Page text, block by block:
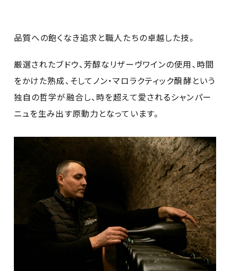
品質への飽くなき追求と職人たちの卓越した技。
厳選されたブドウ、芳醇なリザーヴワインの使用、時間
をかけた熟成、そしてノン・マロラクティック醗酵という
独自の哲学が融合し、時を超えて愛されるシャンパー
ニュを生み出す原動力となっています。